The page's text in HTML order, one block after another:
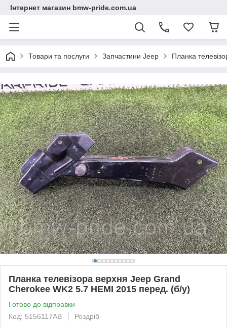
Інтернет магазин bmw-pride.com.ua
Товари та послуги Запчастини Jeep Планка
Планка телевізора верхня Jeep Grand
Cherokee WK2 5.7 HEMI 2015 перед. (б/у)
Готово до відправки
Код: 5156117AB
Роздріб